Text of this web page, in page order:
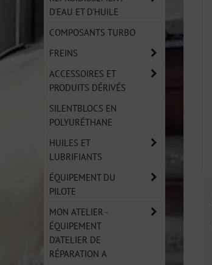
D'EAU ET D'HUILE
COMPOSANTS TURBO
FREINS
ACCESSOIRES ET
PRODUITS DÉRIVÉS
SILENTBLOCS EN
POLYURÉTHANE
HUILES ET
LUBRIFIANTS
ÉQUIPEMENT DU
PILOTE
MON ATELIER -
ÉQUIPEMENT
D'ATELIER DE
RÉPARATION A